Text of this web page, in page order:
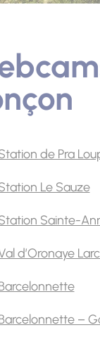
de Pra
Le Sauze
Sainte-
d’Oronaye
–